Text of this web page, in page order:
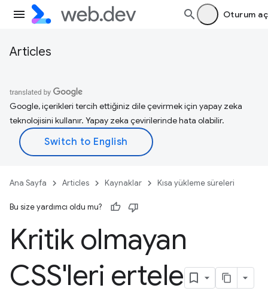
Oturum aç
Articles
Google, içerikleri tercih ettiğiniz dile çevirmek için yapay zeka
teknolojisini kullanır. Yapay zeka çevirilerinde hata olabilir.
Ana Sayfa Articles Kaynaklar Kısa yükleme süreleri
Bu size yardımcı oldu mu?
Kritik olmayan
CSS'leri ertele